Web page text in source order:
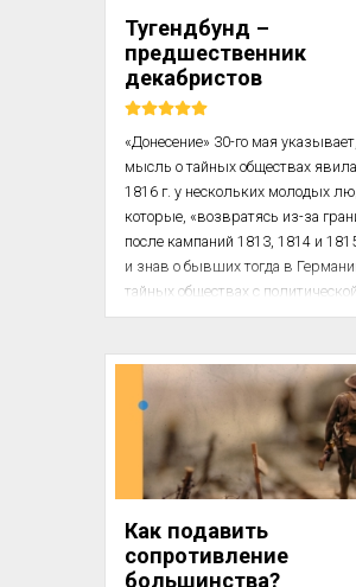
обывателя в России
лет предпринял В. В. Канищев.
В качестве критерия д...
Тугендбунд –
предшественник
декабристов
«‎Донесение» 30-го мая
мысль о тайных обществах
1816 г. у нескольких молодых
которые, «‎возвратясь из-за
после кампаний 1813, 1814 и
и знав о бывших тогда в
тайных обществах с политической
целью, вздумали завести в
основании русского тайного
многие именно желали, чтобы
был устав, главные черты
были заимствованы «из
в журнале "Freywillige Blatter"
коим будто бы управлялся
что «‎главные черты
Союза Б...
Как подавить
сопротивление
большинства?